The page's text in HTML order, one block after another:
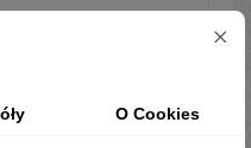
Siemens
9013 05; Alstom
SP 079984
O Cookies